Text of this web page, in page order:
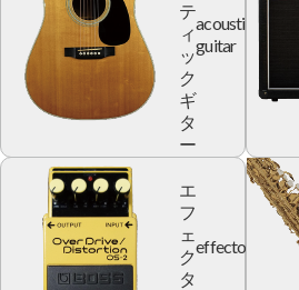
テ
ィ
ッ
ク
ギ
タ
ー
acoustic
guitar
エ
フ
ェ
ク
タ
effector